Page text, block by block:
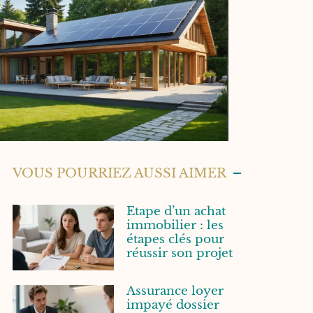
VOUS POURRIEZ AUSSI AIMER
Etape d’un achat
immobilier : les
étapes clés pour
réussir son projet
Assurance loyer
impayé dossier